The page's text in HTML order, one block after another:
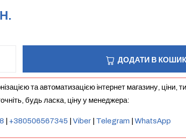
ДОДАТИ В КОШИК
та автоматизацією інтернет магазину,
будь ласка, ціну у менеджера:
+380506567345 Viber| Telegram WhatsApp